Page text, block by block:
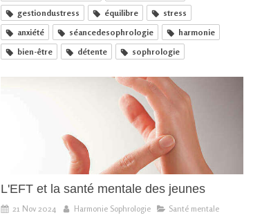
gestiondustress
équilibre
stress
anxiété
séancedesophrologie
harmonie
bien-être
détente sophrologie
L'EFT et la santé mentale des jeunes
21 Nov 2024 Harmonie Sophrologie Santé mentale